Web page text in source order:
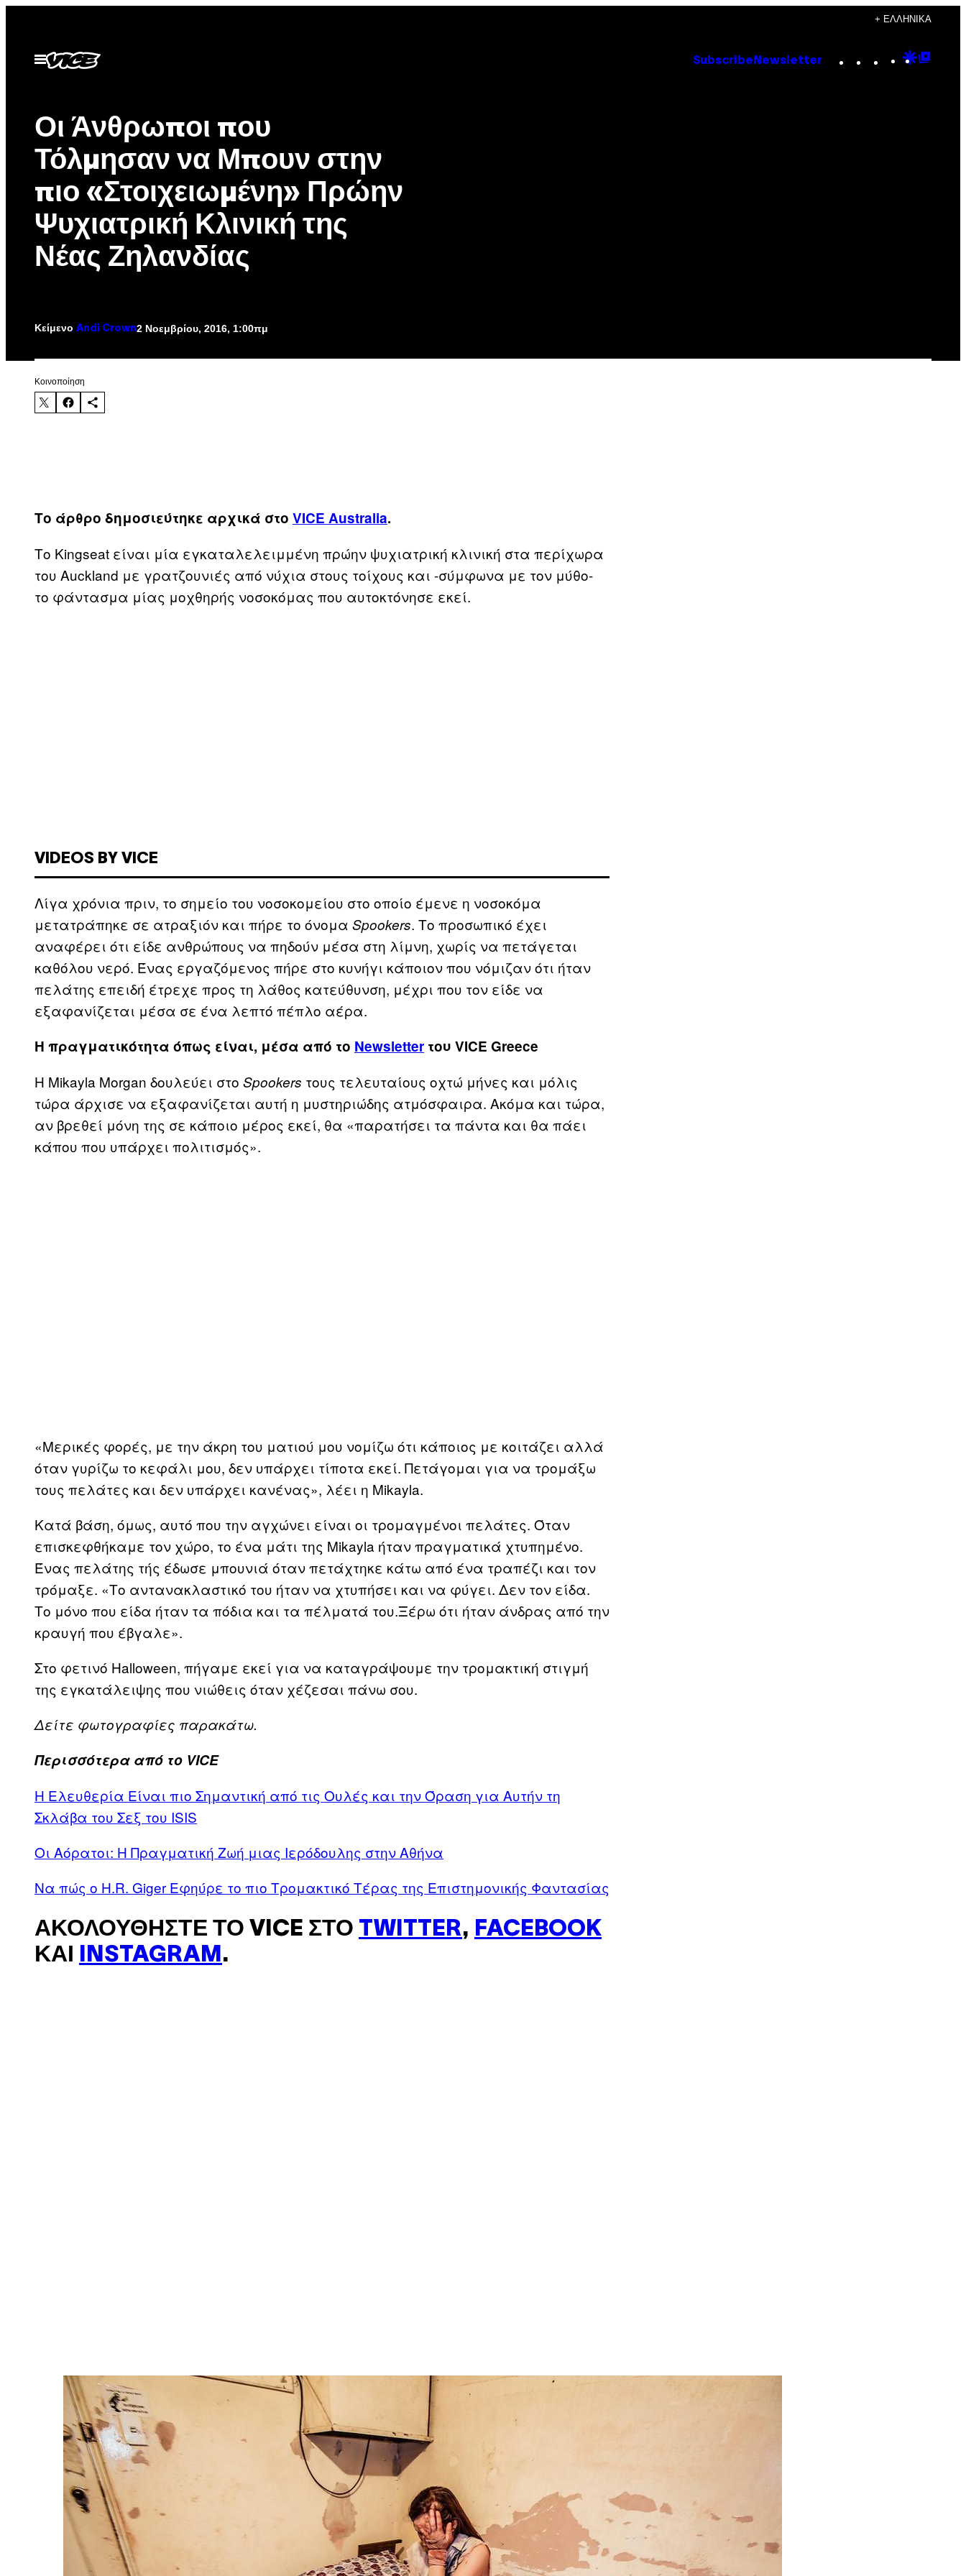
περιεχόμενο
+ ΕΛΛΗΝΙΚΆ
Ανοίξτε
το
Subscribe Newsletter Instagram
TikTok
YouTube
Google
Οι Άνθρωποι που
Τόλμησαν να Μπουν στην
πιο «Στοιχειωμένη» Πρώην
Ψυχιατρική Κλινική της
Νέας Ζηλανδίας
Κείμενο Andi Crown2 Νοεμβρίου, 2016, 1:00πμ
Kοινοποίηση
Το άρθρο δημοσιεύτηκε αρχικά στο VICE Australia.
Tο Kingseat είναι μία εγκαταλελειμμένη πρώην ψυχιατρική κλινική στα περίχωρα
του Auckland με γρατζουνιές από νύχια στους τοίχους και -σύμφωνα με τον μύθο-
το φάντασμα μίας μοχθηρής νοσοκόμας που αυτοκτόνησε εκεί.
VIDEOS BY VICE
Λίγα χρόνια πριν, το σημείο του νοσοκομείου στο οποίο έμενε η νοσοκόμα
μετατράπηκε σε ατραξιόν και πήρε το όνομα Spookers. Το προσωπικό έχει
αναφέρει ότι είδε ανθρώπους να πηδούν μέσα στη λίμνη, χωρίς να πετάγεται
καθόλου νερό. Ένας εργαζόμενος πήρε στο κυνήγι κάποιον που νόμιζαν ότι ήταν
πελάτης επειδή έτρεχε προς τη λάθος κατεύθυνση, μέχρι που τον είδε να
εξαφανίζεται μέσα σε ένα λεπτό πέπλο αέρα.
Η πραγματικότητα όπως είναι, μέσα από το Newsletter του VICE Greece
Η Mikayla Morgan δουλεύει στο Spookers τους τελευταίους οχτώ μήνες και μόλις
τώρα άρχισε να εξαφανίζεται αυτή η μυστηριώδης ατμόσφαιρα. Ακόμα και τώρα,
αν βρεθεί μόνη της σε κάποιο μέρος εκεί, θα «παρατήσει τα πάντα και θα πάει
κάπου που υπάρχει πολιτισμός».
«Μερικές φορές, με την άκρη του ματιού μου νομίζω ότι κάποιος με κοιτάζει αλλά
όταν γυρίζω το κεφάλι μου, δεν υπάρχει τίποτα εκεί. Πετάγομαι για να τρομάξω
τους πελάτες και δεν υπάρχει κανένας», λέει η Mikayla.
Κατά βάση, όμως, αυτό που την αγχώνει είναι οι τρομαγμένοι πελάτες. Όταν
επισκεφθήκαμε τον χώρο, το ένα μάτι της Mikayla ήταν πραγματικά χτυπημένο.
Ένας πελάτης τής έδωσε μπουνιά όταν πετάχτηκε κάτω από ένα τραπέζι και τον
τρόμαξε. «Το αντανακλαστικό του ήταν να χτυπήσει και να φύγει. Δεν τον είδα.
Το μόνο που είδα ήταν τα πόδια και τα πέλματά του.Ξέρω ότι ήταν άνδρας από την
κραυγή που έβγαλε».
Στο φετινό Halloween, πήγαμε εκεί για να καταγράψουμε την τρομακτική στιγμή
της εγκατάλειψης που νιώθεις όταν χέζεσαι πάνω σου.
Δείτε φωτογραφίες παρακάτω.
Περισσότερα από το VICE
Η Ελευθερία Είναι πιο Σημαντική από τις Ουλές και την Όραση για Αυτήν τη
Σκλάβα του Σεξ του ISIS
Οι Αόρατοι: Η Πραγματική Ζωή μιας Ιερόδουλης στην Αθήνα
Να πώς ο H.R. Giger Εφηύρε το πιο Τρομακτικό Τέρας της Επιστημονικής Φαντασίας
ΑΚΟΛΟΥΘΉΣΤΕ ΤΟ VICE ΣΤΟ TWITTER, FACEBOOK
ΚΑΙ
INSTAGRAM .